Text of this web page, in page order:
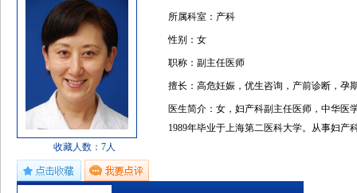
收藏人数：7人
所属科室：产科
性别：女
职称：副主任医师
擅长：高危妊娠，优生咨询，产前诊断，孕
医生简介：女，妇产科副主任医师，中华医
1989年毕业于上海第二医科大学。从事妇产